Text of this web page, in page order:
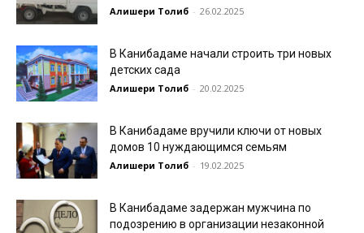
Алишери Толиб - 26.02.2025
В Канибадаме начали строить три новых
детских сада
Алишери Толиб - 20.02.2025
В Канибадаме вручили ключи от новых
домов 10 нуждающимся семьям
Алишери Толиб - 19.02.2025
В Канибадаме задержан мужчина по
подозрению в организации незаконной